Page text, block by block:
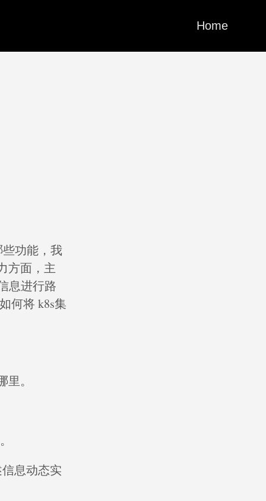
Home
功能，我
方面，主
息进行路
何将 k8s集
。
息动态实